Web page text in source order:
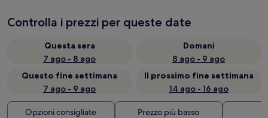
Controlla i prezzi per queste date
Questa sera
7 ago - 8 ago
Domani
8 ago - 9 ago
Questo fine settimana
7 ago - 9 ago
Il prossimo fine settimana
14 ago - 16 ago
Opzioni consigliate Prezzo più basso